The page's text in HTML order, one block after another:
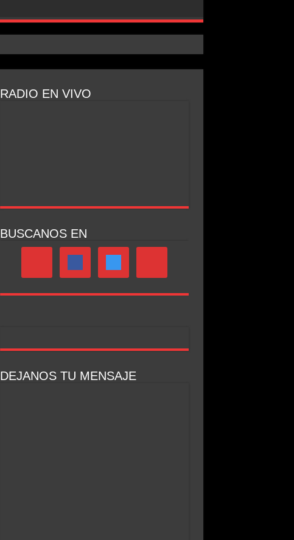
RADIO EN VIVO
BUSCANOS EN
DEJANOS TU MENSAJE